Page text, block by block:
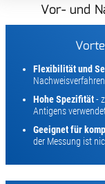
Vor- und
Flexibilität und
Hohe Spezifität-
Antigens
Geeignet für
der Messung ist